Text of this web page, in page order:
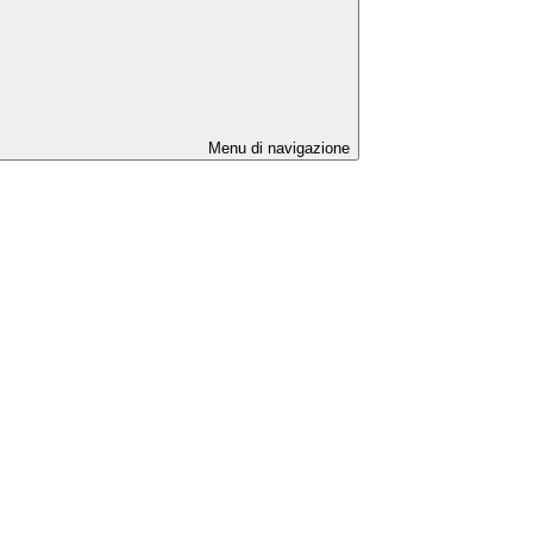
Menu di navigazione